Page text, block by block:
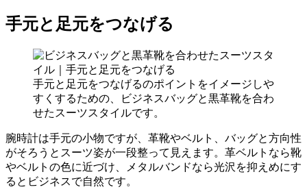
手元と足元をつなげる
手元と足元をつなげるのポイントをイメージしや
すくするための、ビジネスバッグと黒革靴を合わ
せたスーツスタイルです。
腕時計は手元の小物ですが、革靴やベルト、バッグと方向性
がそろうとスーツ姿が一段整って見えます。革ベルトなら靴
やベルトの色に近づけ、メタルバンドなら光沢を抑えめにす
るとビジネスで自然です。